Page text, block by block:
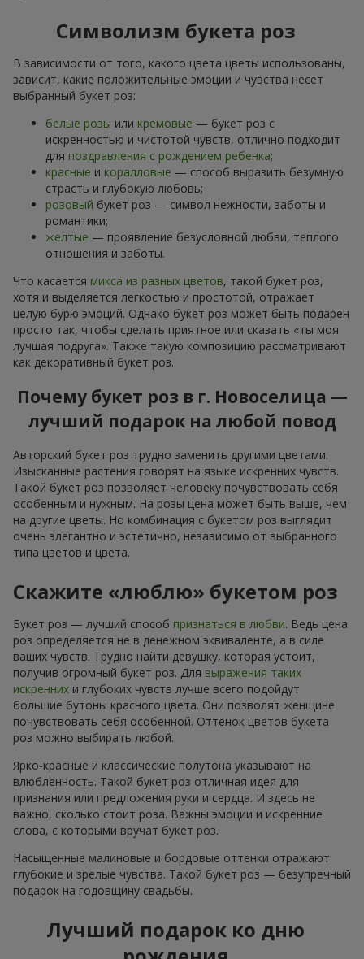
Символизм букета роз
В зависимости от того, какого цвета цветы использованы,
зависит, какие положительные эмоции и чувства несет
выбранный букет роз:
белые розы или кремовые — букет роз с
искренностью и чистотой чувств, отлично подходит
для поздравления с рождением ребенка;
красные и коралловые — способ выразить безумную
страсть и глубокую любовь;
розовый букет роз — символ нежности, заботы и
романтики;
желтые — проявление безусловной любви, теплого
отношения и заботы.
Что касается микса из разных цветов, такой букет роз,
хотя и выделяется легкостью и простотой, отражает
целую бурю эмоций. Однако букет роз может быть подарен
просто так, чтобы сделать приятное или сказать «ты моя
лучшая подруга». Также такую композицию рассматривают
как декоративный букет роз.
Почему букет роз в г. Новоселица —
лучший подарок на любой повод
Авторский букет роз трудно заменить другими цветами.
Изысканные растения говорят на языке искренних чувств.
Такой букет роз позволяет человеку почувствовать себя
особенным и нужным. На розы цена может быть выше, чем
на другие цветы. Но комбинация с букетом роз выглядит
очень элегантно и эстетично, независимо от выбранного
типа цветов и цвета.
Скажите «люблю» букетом роз
Букет роз — лучший способ признаться в любви. Ведь цена
роз определяется не в денежном эквиваленте, а в силе
ваших чувств. Трудно найти девушку, которая устоит,
получив огромный букет роз. Для выражения таких
искренних и глубоких чувств лучше всего подойдут
большие бутоны красного цвета. Они позволят женщине
почувствовать себя особенной. Оттенок цветов букета
роз можно выбирать любой.
Ярко-красные и классические полутона указывают на
влюбленность. Такой букет роз отличная идея для
признания или предложения руки и сердца. И здесь не
важно, сколько стоит роза. Важны эмоции и искренние
слова, с которыми вручат букет роз.
Насыщенные малиновые и бордовые оттенки отражают
глубокие и зрелые чувства. Такой букет роз — безупречный
подарок на годовщину свадьбы.
Лучший подарок ко дню